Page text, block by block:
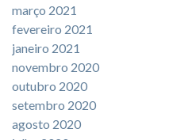
março 2021
fevereiro 2021
janeiro 2021
novembro 2020
outubro 2020
setembro 2020
agosto 2020